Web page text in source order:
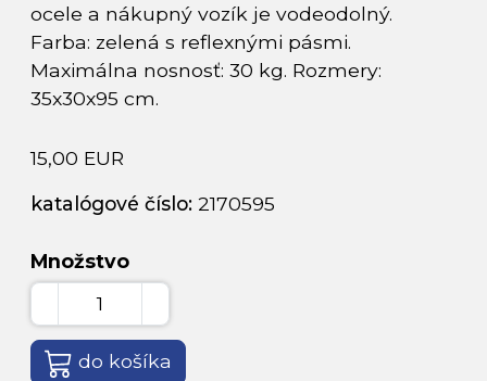
ocele a nákupný vozík je vodeodolný.
Farba: zelená s reflexnými pásmi.
Maximálna nosnosť: 30 kg. Rozmery:
35x30x95 cm.
15,00 EUR
katalógové číslo: 2170595
Množstvo
do košíka